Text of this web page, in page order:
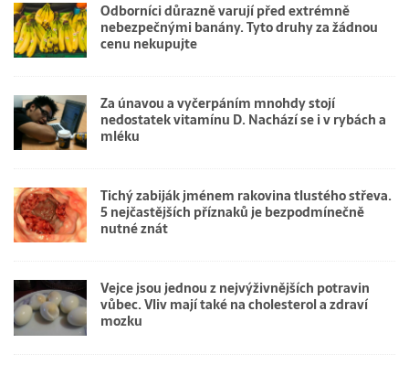
Odborníci důrazně varují před extrémně
nebezpečnými banány. Tyto druhy za žádnou
cenu nekupujte
Za únavou a vyčerpáním mnohdy stojí
nedostatek vitamínu D. Nachází se i v rybách a
mléku
Tichý zabiják jménem rakovina tlustého střeva.
5 nejčastějších příznaků je bezpodmínečně
nutné znát
Vejce jsou jednou z nejvýživnějších potravin
vůbec. Vliv mají také na cholesterol a zdraví
mozku